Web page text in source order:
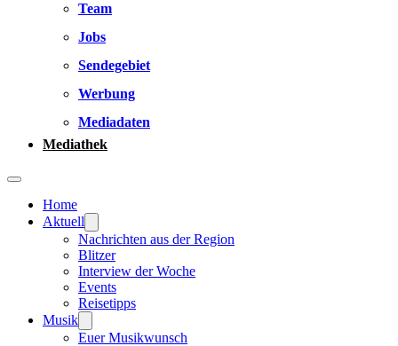
Team
Jobs
Sendegebiet
Werbung
Mediadaten
Mediathek
Home
Aktuell
Nachrichten aus der Region
Blitzer
Interview der Woche
Events
Reisetipps
Musik
Euer Musikwunsch